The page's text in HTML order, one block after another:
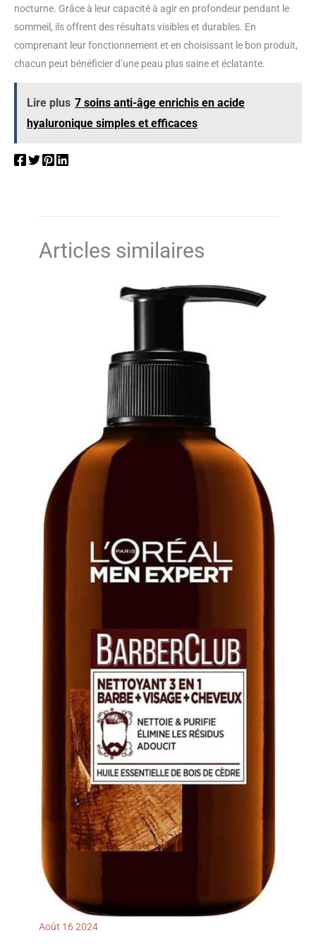
nocturne. Grâce à leur capacité à agir en profondeur pendant le
sommeil, ils offrent des résultats visibles et durables. En
comprenant leur fonctionnement et en choisissant le bon produit,
chacun peut bénéficier d’une peau plus saine et éclatante.
Lire plus 7 soins anti-âge enrichis en acide
hyaluronique simples et efficaces
Articles similaires
Août 162024